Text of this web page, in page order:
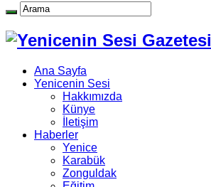
Ana Sayfa
Yenicenin Sesi
Hakkımızda
Künye
İletişim
Haberler
Yenice
Karabük
Zonguldak